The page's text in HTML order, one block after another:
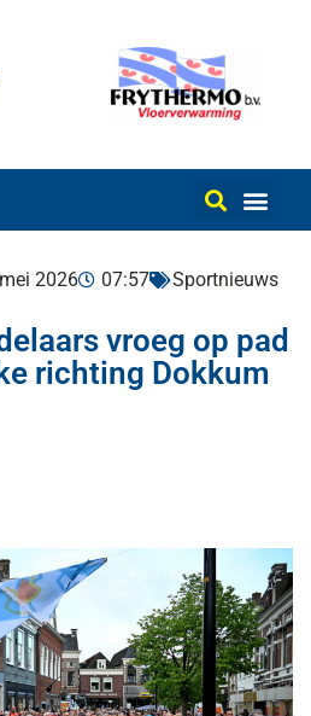
2026 07:57 Sportnieuws
vroeg op pad
richting Dokkum